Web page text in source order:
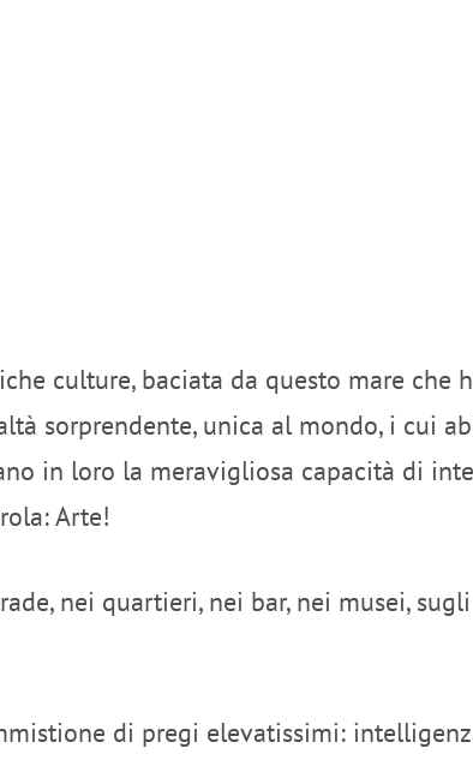
culture, baciata da questo mare che
sorprendente, unica al mondo, i cui
in loro la meravigliosa capacità di
Arte!
nei quartieri, nei bar, nei musei,
di pregi elevatissimi: